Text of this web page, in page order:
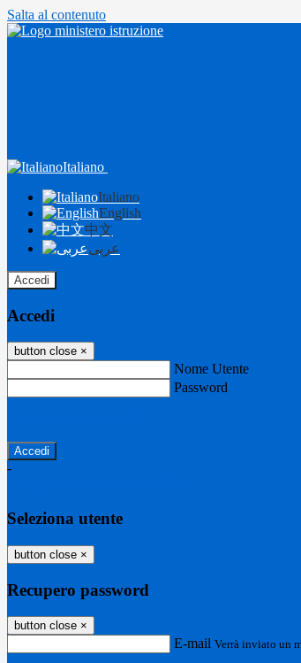
Salta al contenuto
Italiano
Italiano
English
中文
عربى
Accedi
Accedi
button close ×
Nome Utente
Password
-
Seleziona utente
button close ×
Recupero password
button close ×
E-mail Verrà inviato un